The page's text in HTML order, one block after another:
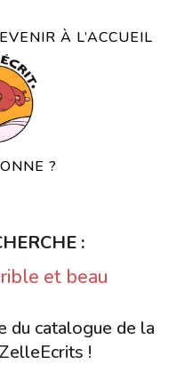
À L’ACCUEIL
?
:
et beau
du catalogue de la
!